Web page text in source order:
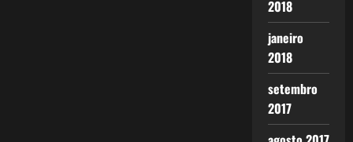
2018
janeiro
2018
setembro
2017